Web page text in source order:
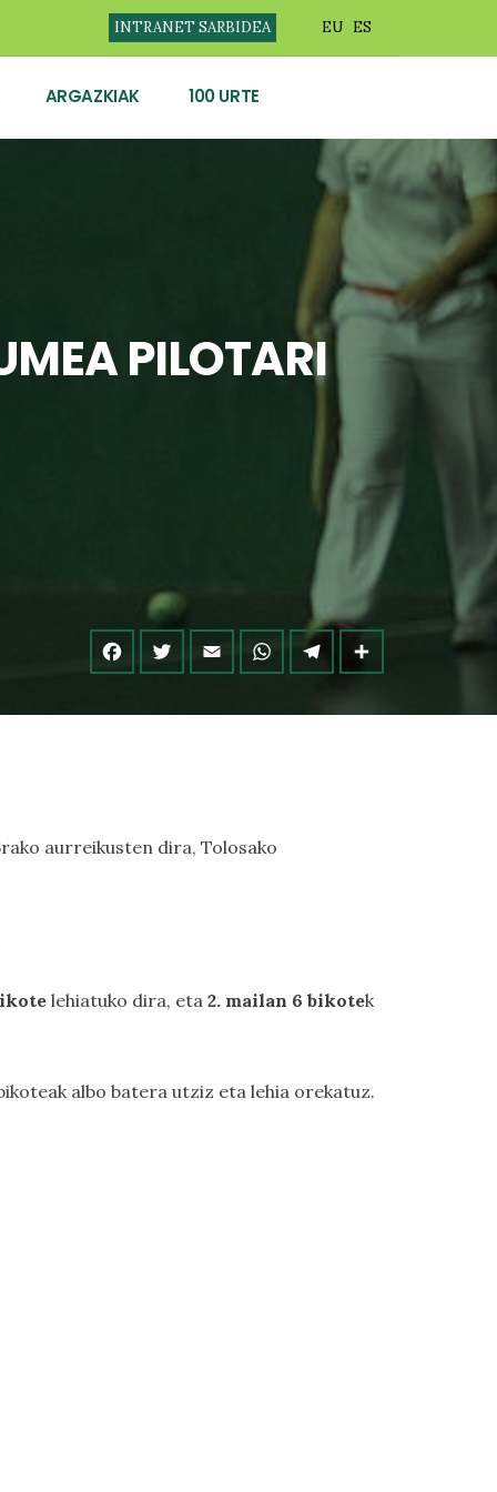
INTRANET SARBIDEA EU ES
ARGAZKIAK 100 URTE
PILOTARI
aurreikusten dira, Tolosako
lehiatuko dira, eta 2. mailan 6 bikotek
albo batera utziz eta lehia orekatuz.